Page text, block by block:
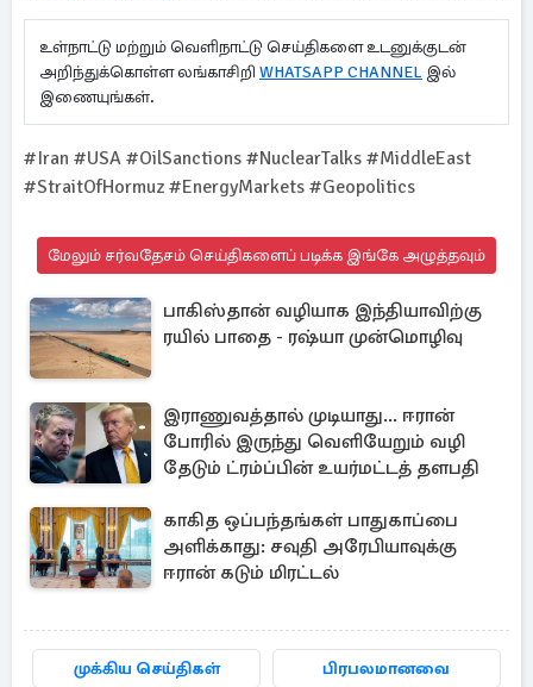
உள்நாட்டு மற்றும் வெளிநாட்டு செய்திகளை உடனுக்குடன்
அறிந்துக்கொள்ள லங்காசிறி WHATSAPP CHANNEL இல்
இணையுங்கள்.
#Iran #USA #OilSanctions #NuclearTalks #MiddleEast
#StraitOfHormuz #EnergyMarkets #Geopolitics
மேலும் சர்வதேசம் செய்திகளைப் படிக்க இங்கே அழுத்தவும்
பாகிஸ்தான் வழியாக இந்தியாவிற்கு
ரயில் பாதை - ரஷ்யா முன்மொழிவு
இராணுவத்தால் முடியாது... ஈரான்
போரில் இருந்து வெளியேறும் வழி
தேடும் ட்ரம்ப்பின் உயர்மட்டத் தளபதி
காகித ஒப்பந்தங்கள் பாதுகாப்பை
அளிக்காது: சவுதி அரேபியாவுக்கு
ஈரான் கடும் மிரட்டல்
முக்கிய செய்திகள் பிரபலமானவை